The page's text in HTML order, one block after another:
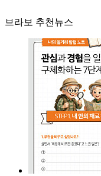
브라보 추천뉴스